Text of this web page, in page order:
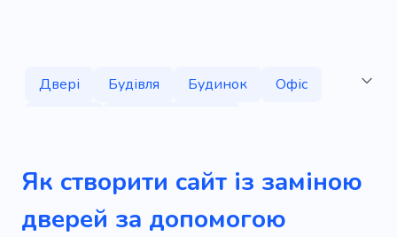
Двері Будівля Будинок
Офіс
Скловолокно
Залізо
Квартира
Дизайн інтер'єру
Плоский
Заміна
Як створити сайт із заміною
дверей за допомогою